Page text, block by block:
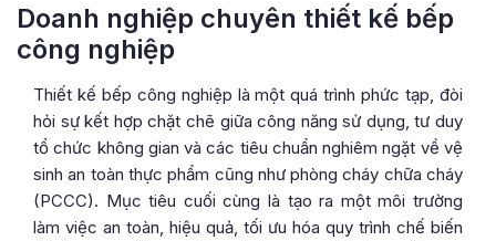
Doanh nghiệp chuyên thiết kế bếp
công nghiệp
Thiết kế bếp công nghiệp là một quá trình phức tạp, đòi
hỏi sự kết hợp chặt chẽ giữa công năng sử dụng, tư duy
tổ chức không gian và các tiêu chuẩn nghiêm ngặt về vệ
sinh an toàn thực phẩm cũng như phòng cháy chữa cháy
(PCCC). Mục tiêu cuối cùng là tạo ra một môi trường
làm việc an toàn, hiệu quả, tối ưu hóa quy trình chế biến